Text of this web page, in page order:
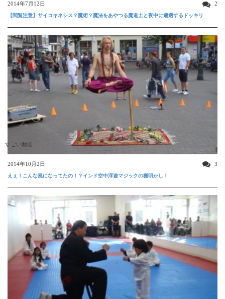
2014年7月12日 2
【閲覧注意】サイコキネシス？魔術？魔法をあやつる魔道士と夜中に遭遇するドッキリ
すごい動画
2014年10月2日 3
えぇ！こんな風になってたの！？インド空中浮遊マジックの種明かし！